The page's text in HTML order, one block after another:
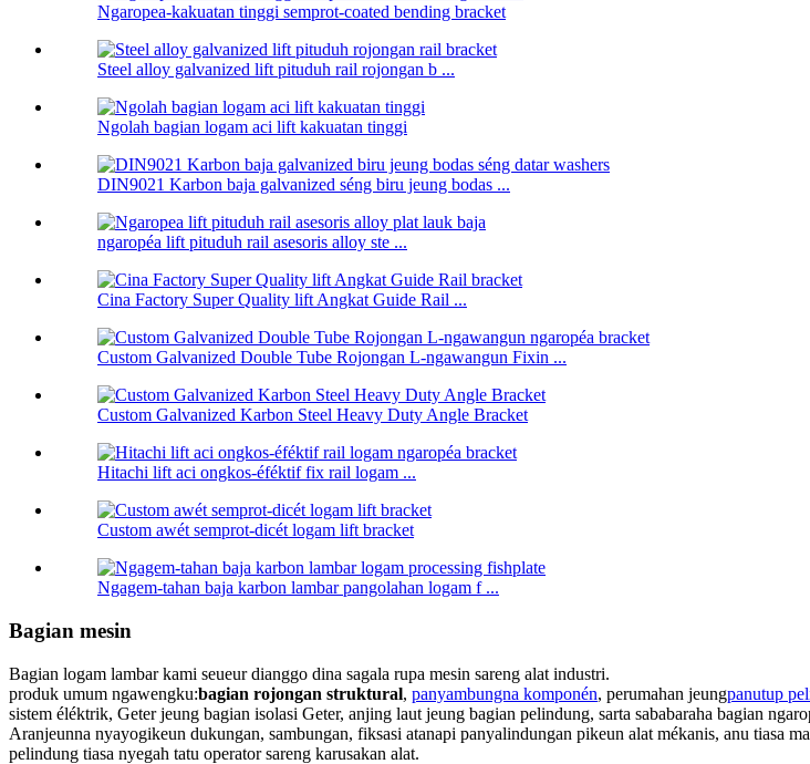
Ngaropea-kakuatan tinggi semprot-coated bending bracket
Steel alloy galvanized lift pituduh rail rojongan b ...
Ngolah bagian logam aci lift kakuatan tinggi
DIN9021 Karbon baja galvanized séng biru jeung bodas ...
ngaropéa lift pituduh rail asesoris alloy ste ...
Cina Factory Super Quality lift Angkat Guide Rail ...
Custom Galvanized Double Tube Rojongan L-ngawangun Fixin ...
Custom Galvanized Karbon Steel Heavy Duty Angle Bracket
Hitachi lift aci ongkos-éféktif fix rail logam ...
Custom awét semprot-dicét logam lift bracket
Ngagem-tahan baja karbon lambar pangolahan logam f ...
Bagian mesin
Bagian logam lambar kami seueur dianggo dina sagala rupa mesin sareng alat industri.
produk umum ngawengku:bagian rojongan struktural, panyambungna komponén, perumahan jeungpanutup
sistem éléktrik, Geter jeung bagian isolasi Geter, anjing laut jeung bagian pelindung, sarta sababaraha bagian
Aranjeunna nyayogikeun dukungan, sambungan, fiksasi atanapi panyalindungan pikeun alat mékanis, anu tiasa
pelindung tiasa nyegah tatu operator sareng karusakan alat.